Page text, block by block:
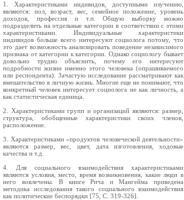
1. Характеристиками индивидов, доступными изучению,
являются: пол, возраст, вес, семейное положение, уровень
доходов, профессия и т.п. Общую выборку можно
подразделить на отдельные категории в соответствии с этими
характеристиками. Индивидуальные характеристики
индивидов больше всего интересуют социолога потому, что
это дает возможность анализировать поведение независимого
признака от категории к категории. Однако социологу бывает
довольно трудно объяснить, почему его интересуют
подробности жизни именно этого человека (опрашиваемого
или респондента). Зачастую исследование рассматривают как
вмешательство в личную жизнь. Многие еще не понимают, что
конкретный человек интересует социолога не как личность, а
как статистическая единица.
2. Характеристиками групп и организаций являются: размер,
структура, обобщенные характеристики своих членов,
расположение.
3. Характеристиками «продуктов человеческой деятельности»
являются размер, вес, цвет, дата изготовления, ходовые
качества и т.д.
4. Для социального взаимодействия характеристиками
являются условия, место, время возникновения, какие люди в
него вовлечены. В книге Рича и Мангейма приведена
методика исследования такого социального взаимодействия
как полит­ические беспорядки [75, C. 319-326].